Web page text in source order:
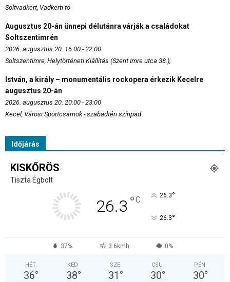
Soltvadkert, Vadkerti-tó
Augusztus 20-án ünnepi délutánra várják a családokat
Soltszentimrén
2026. augusztus 20. 16:00 - 22:00
Soltszentimre, Helytörténeti Kiállítás (Szent Imre utca 38.),
István, a király – monumentális rockopera érkezik Kecelre
augusztus 20-án
2026. augusztus 20. 20:00 - 23:00
Kecel, Városi Sportcsarnok - szabadtéri színpad
Időjárás
KISKŐRÖS
Tiszta Égbolt
26.3 °C 26.3°
26.3°
37% 3.6kmh 0%
HÉT
36°
KED
38°
SZE
31 °
CSÜ
30°
PÉN
30°